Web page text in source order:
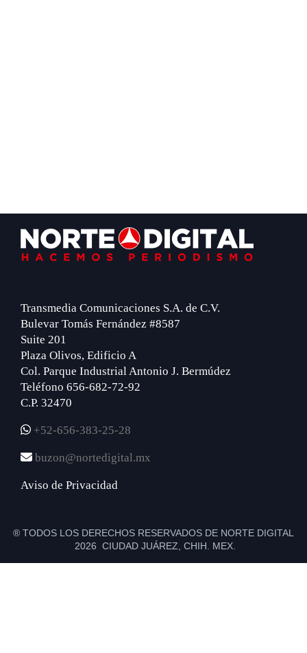
Footer
Transmedia Comunicaciones S.A. de C.V.
Bulevar Tomás Fernández #8587
Suite 201
Plaza Olivos, Edificio A
Col. Parque Industrial Antonio J. Bermúdez
Teléfono 656-682-72-92
C.P. 32470
+52-656-383-25-28
buzon@nortedigital.mx
Aviso de Privacidad
® TODOS LOS DERECHOS RESERVADOS DE NORTE DIGITAL
2026 CIUDAD JUÁREZ, CHIH. MEX.